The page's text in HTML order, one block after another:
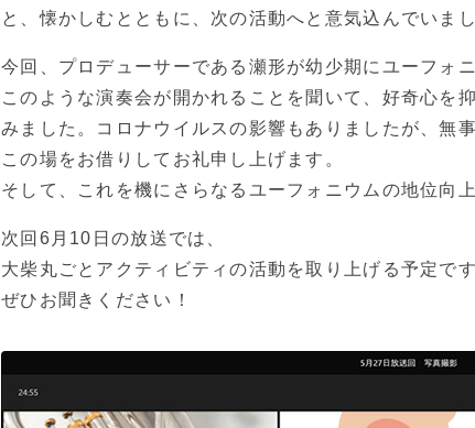
と、懐かしむとともに、次の活動へと意気込んでいまし
今回、プロデューサーである瀬形が幼少期にユーフォ
このような演奏会が開かれることを聞いて、好奇心を
みました。コロナウイルスの影響もありましたが、無
この場をお借りしてお礼申し上げます。
そして、これを機にさらなるユーフォニウムの地位向
次回6月10日の放送では、
大柴丸ごとアクティビティの活動を取り上げる予定です
ぜひお聞きください！